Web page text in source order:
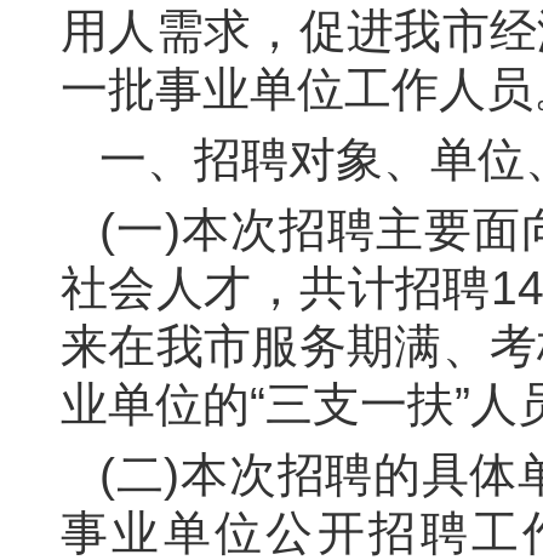
用人需求，促进我市
一批事业单位工作人
一、招聘对象、单位
(一)本次招聘主要面
社会人才，共计招聘
来在我市服务期满、
业单位的“三支一扶”人
(二)本次招聘的具体
事业单位公开招聘